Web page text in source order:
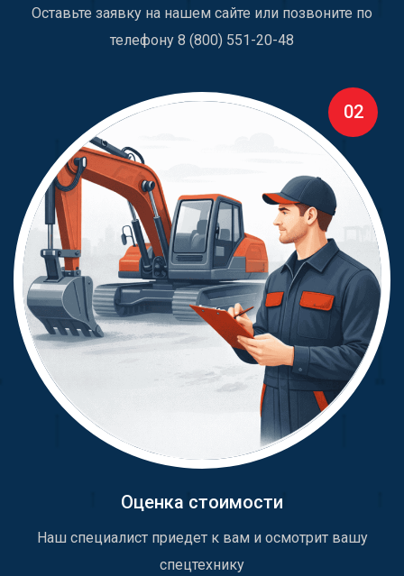
Оставьте заявку на нашем сайте или позвоните по
телефону 8 (800) 551-20-48
02
Оценка стоимости
Наш специалист приедет к вам и осмотрит вашу
спецтехнику